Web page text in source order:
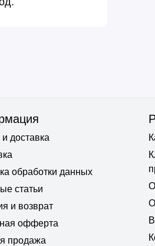
доставка
обработки данных
статьи
и возврат
офферта
продажа